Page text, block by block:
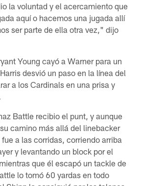
la voluntad y el acercamiento que
aquí o hacemos una jugada allí
ser parte de ella otra vez," dijo
Young cayó a Warner para un
desvió un paso en la línea del
a los Cardinals en una prisa y
Battle recibio el punt, y aunque
camino más allá del linebacker
a las corridas, corriendo arriba
y levantando un block por el
que él escapó un tackle de
lo tomó 60 yardas en todo